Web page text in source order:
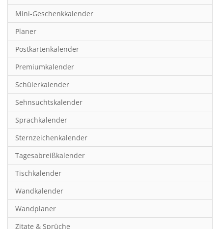
Geschichte
Hobby & Basteln
Humor & Cartoon
Inspiration & Entspannung
Inspiration & Spiritualität
Kinderkalender
Kunst
Länder & Städte
Landschaft & Natur
Lifestyle
Literatur
Manga & Animé
Neutrale Kalender
Mini-Geschenkkalender
Planer
Postkartenkalender
Premiumkalender
Schülerkalender
Sehnsuchtskalender
Sprachkalender
Sternzeichenkalender
Tagesabreißkalender
Tischkalender
Wandkalender
Wandplaner
Zitate & Sprüche